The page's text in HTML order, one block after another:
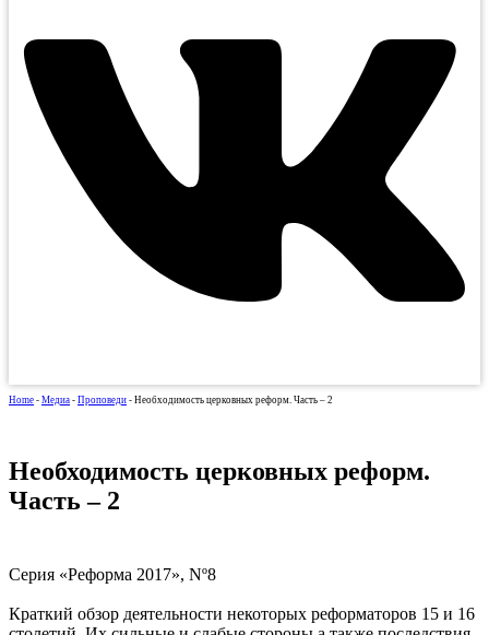
Home - Медиа - Проповеди - Необходимость церковных реформ. Часть – 2
Необходимость церковных реформ.
Часть – 2
Серия «Реформа 2017», Nº8
Краткий обзор деятельности некоторых реформаторов 15 и 16